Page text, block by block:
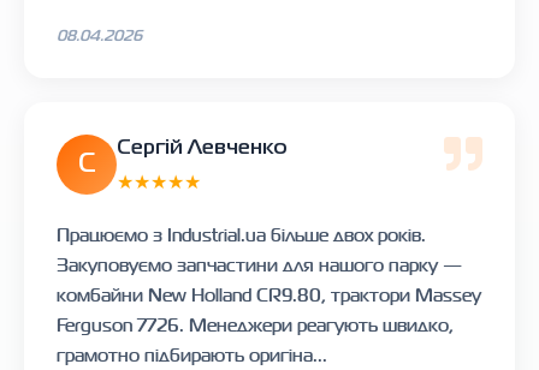
08.04.2026
С
Сергій Левченко
★★★★★
Працюємо з Industrial.ua більше двох років.
Закуповуємо запчастини для нашого парку —
комбайни New Holland CR9.80, трактори Massey
Ferguson 7726. Менеджери реагують швидко,
грамотно підбирають оригіна...